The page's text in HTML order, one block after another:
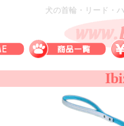
犬の首輪・リード・